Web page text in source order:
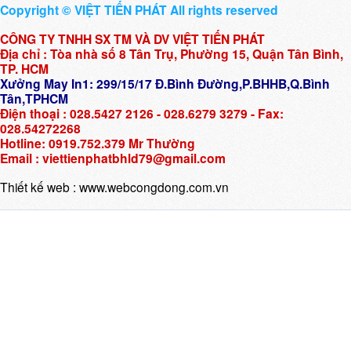
Copyright © VIỆT TIẾN PHÁT All rights reserved
CÔNG TY TNHH SX TM VÀ DV VIỆT TIẾN PHÁT
Địa chỉ : Tòa nhà số 8 Tân Trụ, Phường 15, Quận Tân Bình,
TP. HCM
Xưởng May In1: 299/15/17 Đ.Bình Đường,P.BHHB,Q.Bình
Tân,TPHCM
Điện thoại : 028.5427 2126 - 028.6279 3279 - Fax:
028.54272268
Hotline: 0919.752.379 Mr Thường
Email : viettienphatbhld79@gmail.com
Thiết kế web : www.webcongdong.com.vn